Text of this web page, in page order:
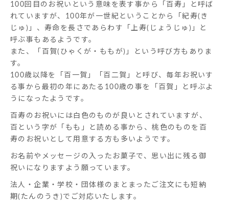
退職・異動の挨拶におすすめのお菓子ギ
100回目のお祝いという意味を表す事から「百寿」と呼ば
れていますが、100年が一世紀ということから「紀寿(き
じゅ)」、寿命を長さであらわす「上寿(じょうじゅ)」と
呼ぶ事もあるようです。
また、「百賀(ひゃくが・ももが)」という呼び方もありま
す。
100歳以降を「百一賀」「百二賀」と呼び、毎年お祝いす
る事から最初の年にあたる100歳の事を「百賀」と呼ぶよ
うになったようです。
百寿のお祝いには白色のものが良いとされていますが、
百という字が「もも」と読める事から、桃色のものを百
寿のお祝いとして用意する方も多いようです。
お名前やメッセージの入ったお菓子で、思い出に残る御
祝いになりますよう願っています。
法人・企業・学校・団体様のまとまったご注文にも短納
期(たんのうき)でご対応いたします。